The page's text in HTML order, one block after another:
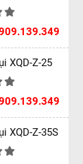
XQD-Z-25
XQD-Z-35S